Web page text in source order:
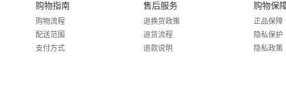
购物指南
购物流程
配送范围
支付方式
售后服务
退换货政策
退货流程
退款说明
购物保
正品保障
隐私保护
隐私政策